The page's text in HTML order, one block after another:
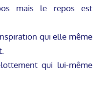
mais le repos est
qui elle même
qui lui-même